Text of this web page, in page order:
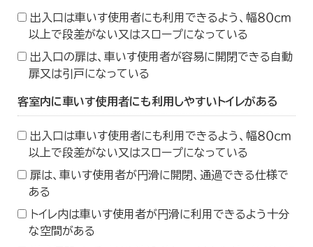
出入口は車いす使用者にも利用できるよう、幅８０ｃｍ
以上で段差がない又はスロープになっている
出入口の扉は、車いす使用者が容易に開閉できる自動
扉又は引戸になっている
客室内に車いす使用者にも利用しやすいトイレがある
出入口は車いす使用者にも利用できるよう、幅８０ｃｍ
以上で段差がない又はスロープになっている
扉は、車いす使用者が円滑に開閉、通過できる仕様で
ある
トイレ内は車いす使用者が円滑に利用できるよう十分
な空間がある